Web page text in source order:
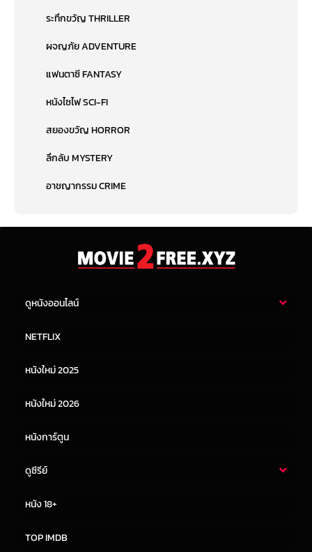
ระทึกขวัญ THRILLER
ผจญภัย ADVENTURE
แฟนตาซี FANTASY
หนังไซไฟ SCI-FI
สยองขวัญ HORROR
ลึกลับ MYSTERY
อาชญากรรม CRIME
ดูหนังออนไลน์
หนังจีน
NETFLIX
หนังใหม่ 2025
หนังใหม่ 2026
หนังการ์ตูน
ดูซีรีย์
หนัง 18+
TOP IMDB